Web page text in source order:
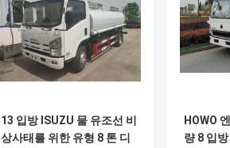
13 입방 ISUZU 물 유조선 비
상사태를 위한 유형 8 톤 디
HOWO
량 8 입